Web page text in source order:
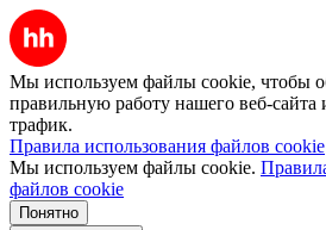
Мы используем файлы cookie, чтобы
правильную работу нашего веб-сайта
трафик.
Правила использования файлов cookie
Мы используем файлы cookie.
файлов cookie
Понятно